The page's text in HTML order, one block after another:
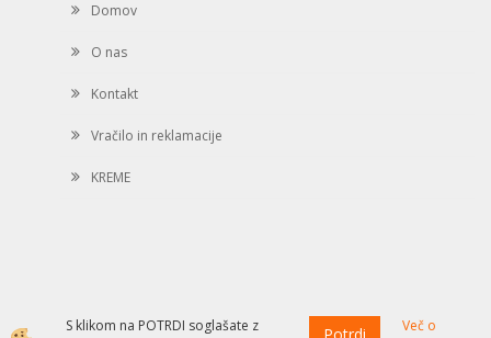
Domov
O nas
Kontakt
Vračilo in reklamacije
KREME
S klikom na POTRDI soglašate z
Več o